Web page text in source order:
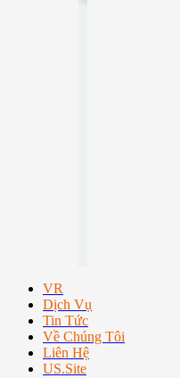
VR
Dịch Vụ
Tin Tức
Về Chúng Tôi
Liên Hệ
US.Site